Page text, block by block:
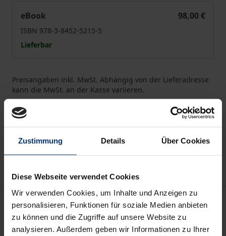
Zustimmung Details Über Cookies
Diese Webseite verwendet Cookies
Wir verwenden Cookies, um Inhalte und Anzeigen zu
personalisieren, Funktionen für soziale Medien anbieten
zu können und die Zugriffe auf unsere Website zu
analysieren. Außerdem geben wir Informationen zu Ihrer
eBook
98,00 €
ISBN 978-3-8452-5215-5
Lieferbar
Preisangaben inkl. MwSt. Abhängig von der Lieferadresse
kann die MwSt. an der Kasse variieren.
Zur Wunschliste hinzufügen
Hinweise zu Versandkosten
Beschreibung
Obwohl die EuGH-Entscheidung Lidl Belgium bereits